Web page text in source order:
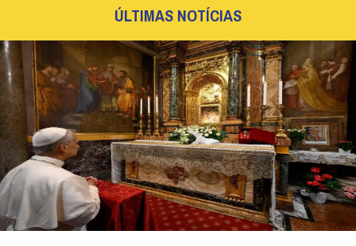
ÚLTIMAS NOTÍCIAS